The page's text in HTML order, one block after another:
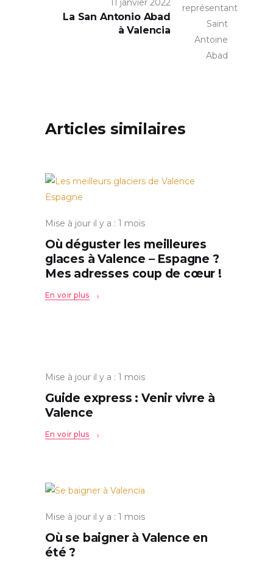
La San Antonio Abad
à Valencia
Articles similaires
Mise à jour il y a : 1 mois
Où déguster les meilleures
glaces à Valence – Espagne ?
Mes adresses coup de cœur !
En voir plus
Mise à jour il y a : 1 mois
Guide express : Venir vivre à
Valence
En voir plus
Mise à jour il y a : 1 mois
Où se baigner à Valence en
été ?